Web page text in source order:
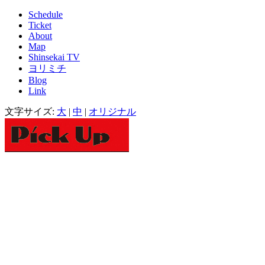
Schedule
Ticket
About
Map
Shinsekai TV
ヨリミチ
Blog
Link
文字サイズ: 大 | 中 | オリジナル